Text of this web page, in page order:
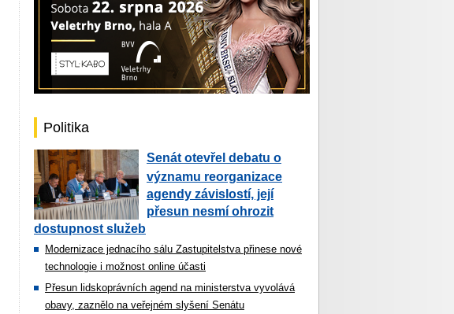
Politika
Senát otevřel debatu o
významu reorganizace
agendy závislostí, její
přesun nesmí ohrozit
dostupnost služeb
Modernizace jednacího sálu Zastupitelstva přinese nové
technologie i možnost online účasti
Přesun lidskoprávních agend na ministerstva vyvolává
obavy, zaznělo na veřejném slyšení Senátu